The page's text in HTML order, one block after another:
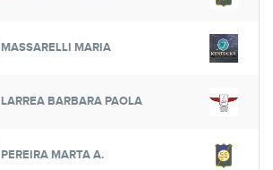
MASSARELLI MARIA
LARREA BARBARA PAOLA
PEREIRA MARTA A.